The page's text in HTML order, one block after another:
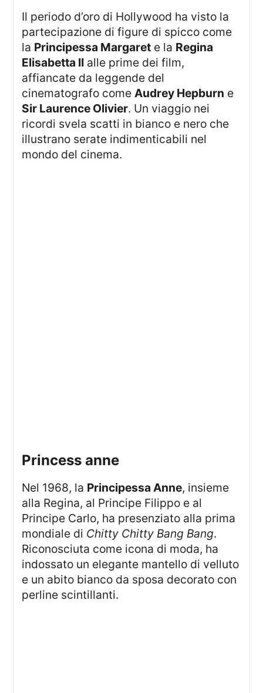
Il periodo d’oro di Hollywood ha visto la
partecipazione di figure di spicco come
la Principessa Margaret e la Regina
Elisabetta II alle prime dei film,
affiancate da leggende del
cinematografo comeAudrey Hepburn e
Sir Laurence Olivier. Un viaggio nei
ricordi svela scatti in bianco e nero che
illustrano serate indimenticabili nel
mondo del cinema.
princess anne
Nel 1968, la Principessa Anne, insieme
alla Regina, al Principe Filippo e al
Principe Carlo, ha presenziato alla prima
mondiale di Chitty Chitty Bang Bang.
Riconosciuta come icona di moda, ha
indossato un elegante mantello di velluto
e un abito bianco da sposa decorato con
perline scintillanti.